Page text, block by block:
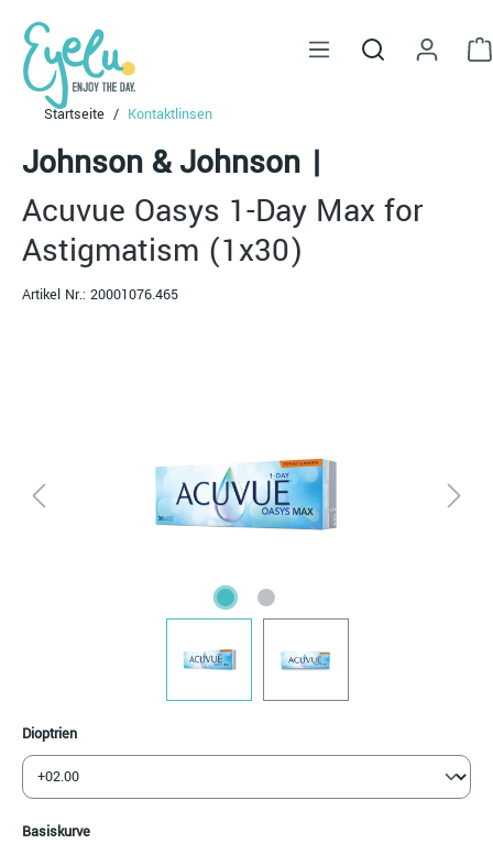
springen
Startseite Kontaktlinsen
Johnson & Johnson |
Acuvue Oasys 1-Day Max for
Astigmatism (1x30)
Artikel Nr.: 20001076.465
Dioptrienauswählen
Basiskurveauswählen